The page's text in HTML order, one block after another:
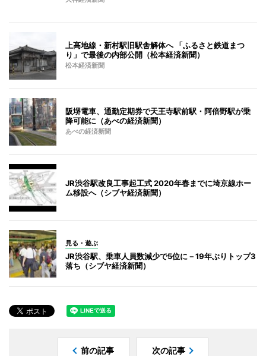
上高地線・新村駅旧駅舎解体へ 「ふるさと鉄道まつ
り」で最後の内部公開（松本経済新聞）
松本経済新聞
阪堺電車、通勤定期券で天王寺駅前駅・阿倍野駅が乗
降可能に（あべの経済新聞）
あべの経済新聞
JR渋谷駅改良工事起工式 2020年春までに埼京線ホー
ム移設へ（シブヤ経済新聞）
見る・遊ぶ
JR渋谷駅、乗車人員数減少で5位に－19年ぶりトップ3
落ち（シブヤ経済新聞）
前の記事 次の記事